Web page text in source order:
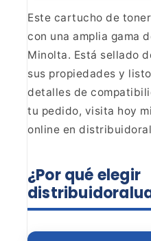
Este cartucho de
con una amplia gama
Minolta. Está sellado
sus propiedades y
detalles de
tu pedido, visita hoy
online en
¿Por qué elegir